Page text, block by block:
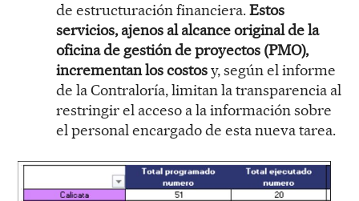
de estructuración financiera.Estos
servicios, ajenos al alcance original de la
oficina de gestión de proyectos (PMO),
incrementan los costosy, según el informe
de la Contraloría, limitan la transparencia al
restringir el acceso a la información sobre
el personal encargado de esta nueva tarea.